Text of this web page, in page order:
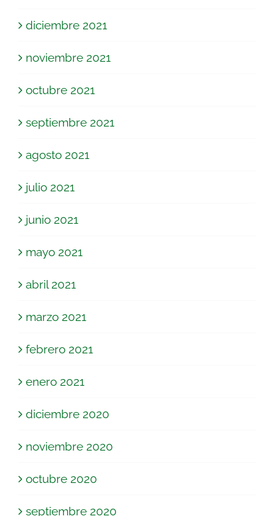
diciembre 2021
noviembre 2021
octubre 2021
septiembre 2021
agosto 2021
julio 2021
junio 2021
mayo 2021
abril 2021
marzo 2021
febrero 2021
enero 2021
diciembre 2020
noviembre 2020
octubre 2020
septiembre 2020